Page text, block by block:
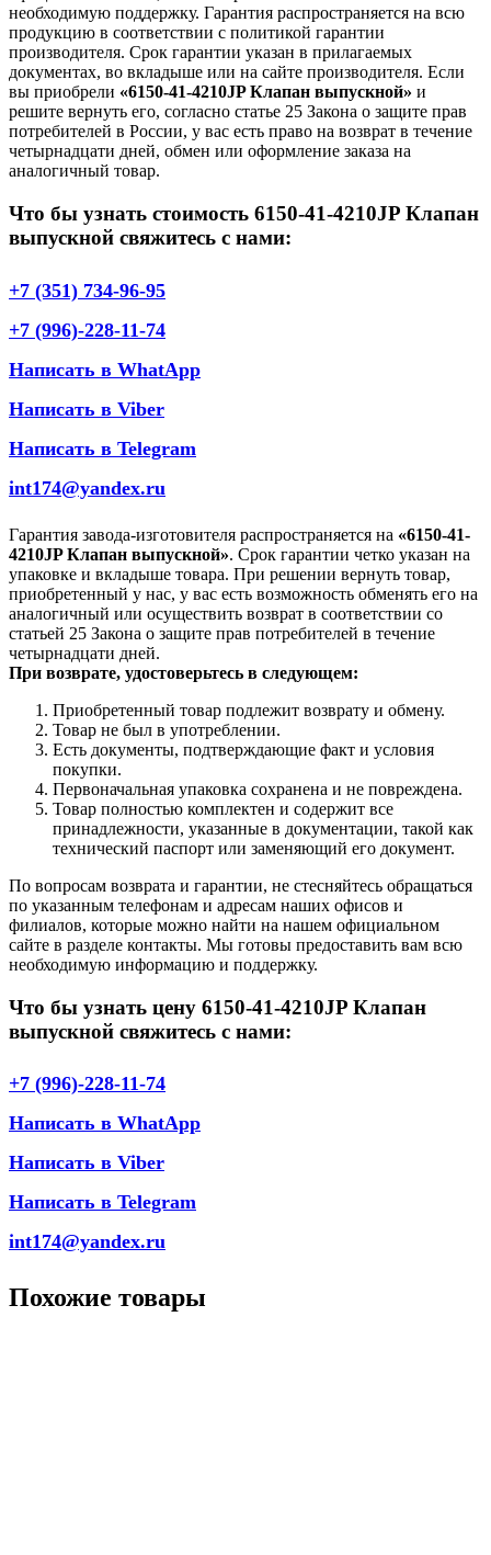
необходимую поддержку. Гарантия распространяется на всю
продукцию в соответствии с политикой гарантии
производителя. Срок гарантии указан в прилагаемых
документах, во вкладыше или на сайте производителя. Если
вы приобрели «6150-41-4210JP Клапан выпускной» и
решите вернуть его, согласно статье 25 Закона о защите прав
потребителей в России, у вас есть право на возврат в течение
четырнадцати дней, обмен или оформление заказа на
аналогичный товар.
Что бы узнать стоимость 6150-41-4210JP Клапан
выпускной свяжитесь с нами:
+7 (351) 734-96-95
+7 (996)-228-11-74
Написать в WhatApp
Написать в Viber
Написать в Telegram
int174@yandex.ru
Гарантия завода-изготовителя распространяется на «6150-41-
4210JP Клапан выпускной». Срок гарантии четко указан на
упаковке и вкладыше товара. При решении вернуть товар,
приобретенный у нас, у вас есть возможность обменять его на
аналогичный или осуществить возврат в соответствии со
статьей 25 Закона о защите прав потребителей в течение
четырнадцати дней.
При возврате, удостоверьтесь в следующем:
Приобретенный товар подлежит возврату и обмену.
Товар не был в употреблении.
Есть документы, подтверждающие факт и условия
покупки.
Первоначальная упаковка сохранена и не повреждена.
Товар полностью комплектен и содержит все
принадлежности, указанные в документации, такой как
технический паспорт или заменяющий его документ.
По вопросам возврата и гарантии, не стесняйтесь обращаться
по указанным телефонам и адресам наших офисов и
филиалов, которые можно найти на нашем официальном
сайте в разделе контакты. Мы готовы предоставить вам всю
необходимую информацию и поддержку.
Что бы узнать цену 6150-41-4210JP Клапан
выпускной свяжитесь с нами:
+7 (996)-228-11-74
Написать в WhatApp
Написать в Viber
Написать в Telegram
int174@yandex.ru
Похожие товары